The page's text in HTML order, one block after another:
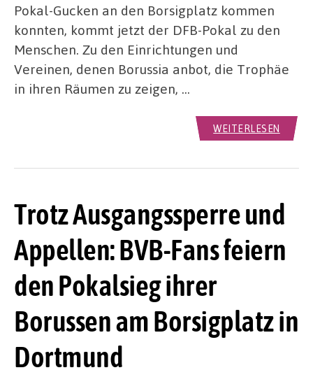
Pokal-Gucken an den Borsigplatz kommen
konnten, kommt jetzt der DFB-Pokal zu den
Menschen. Zu den Einrichtungen und
Vereinen, denen Borussia anbot, die Trophäe
in ihren Räumen zu zeigen, …
WEITERLESEN
Trotz Ausgangssperre und
Appellen: BVB-Fans feiern
den Pokalsieg ihrer
Borussen am Borsigplatz in
Dortmund